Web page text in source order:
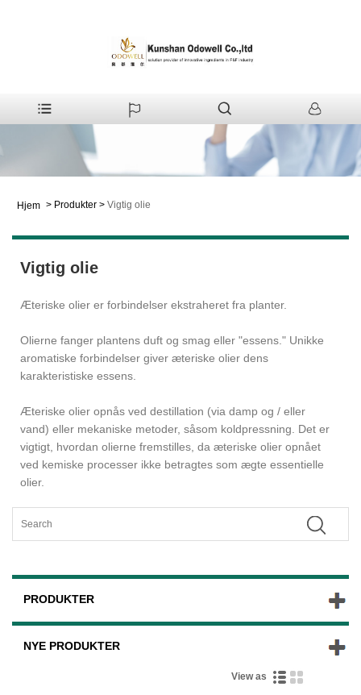
Hjem > Produkter > Vigtig olie
Vigtig olie
Æteriske olier er forbindelser ekstraheret fra planter.
Olierne fanger plantens duft og smag eller "essens." Unikke
aromatiske forbindelser giver æteriske olier dens
karakteristiske essens.
Æteriske olier opnås ved destillation (via damp og / eller
vand) eller mekaniske metoder, såsom koldpressning. Det er
vigtigt, hvordan olierne fremstilles, da æteriske olier opnået
ved kemiske processer ikke betragtes som ægte essentielle
olier.
PRODUKTER
NYE PRODUKTER
View as